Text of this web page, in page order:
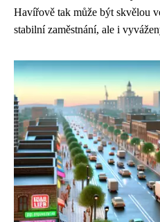
Havířově tak může být skvělou
stabilní zaměstnání, ale i